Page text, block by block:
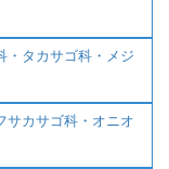
・タカサゴ科・メジ
サカサゴ科・オニオ